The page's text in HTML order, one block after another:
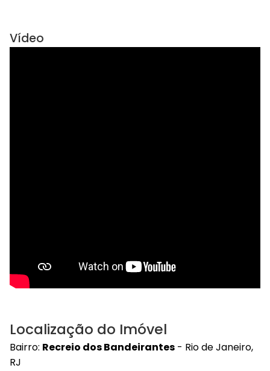
Vídeo
Localização do Imóvel
Bairro: Recreio dos Bandeirantes - Rio de Janeiro,
RJ